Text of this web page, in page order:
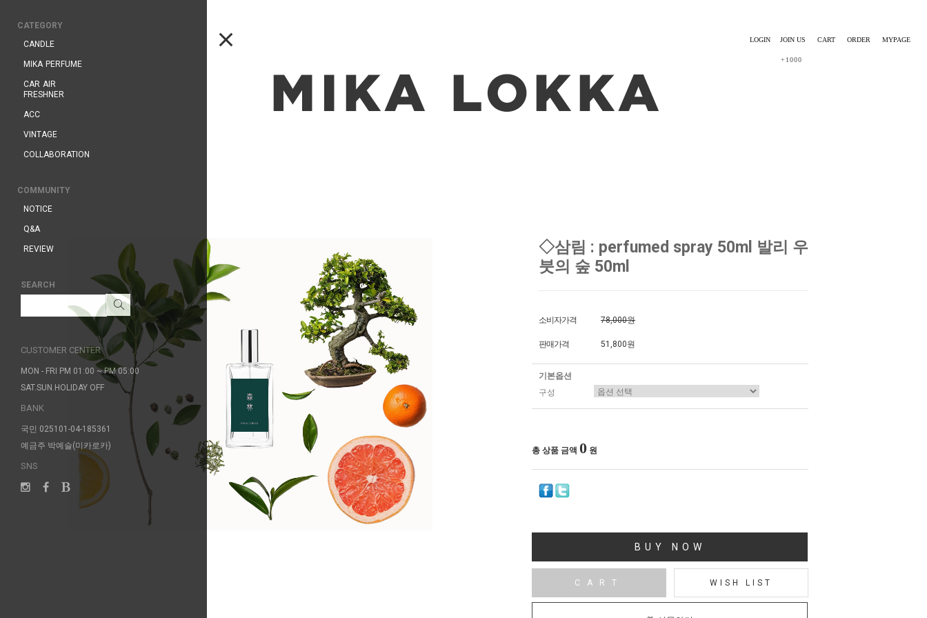
CATEGORY
CANDLE
MIKA PERFUME
CAR AIR
FRESHNER
ACC
VINTAGE
COLLABORATION
COMMUNITY
NOTICE
Q&A
REVIEW
SEARCH
CUSTOMER CENTER
MON - FRI PM 01:00 ~ PM 05:00
SAT.SUN.HOLIDAY OFF
BANK
국민 025101-04-185361
예금주 박예슬(미카로카)
SNS
LOGIN JOIN US
+1000
CART ORDER MYPAGE
◇삼림 : perfumed spray 50ml 발리 우
붓의 숲 50ml
소비자가격 78,000원
판매가격 51,800원
기본옵션
구성
총 상품 금액 0 원
BUY NOW
CART WISH LIST